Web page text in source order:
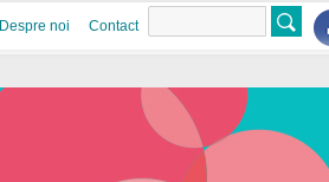
Despre noi Contact